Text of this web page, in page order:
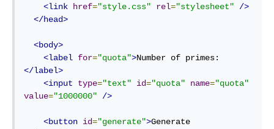
<link href="style.css" rel="stylesheet"
/>
</head>
<body>
<label for="quota">Number of primes:
</label>
<input
type="text" id="quota" name="quota"
value="1000000" />
<button id="generate">Generate